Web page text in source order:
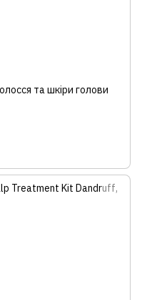
та шкіри голови